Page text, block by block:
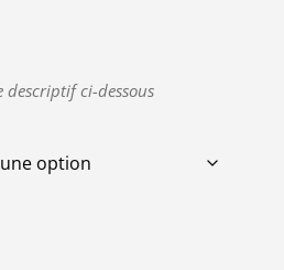
descriptif ci-dessous